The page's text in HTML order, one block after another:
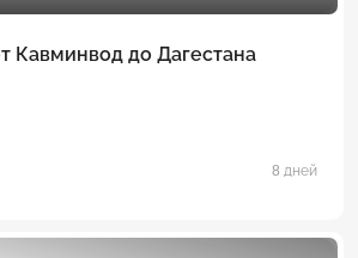
Кавминвод до Дагестана
8 дней